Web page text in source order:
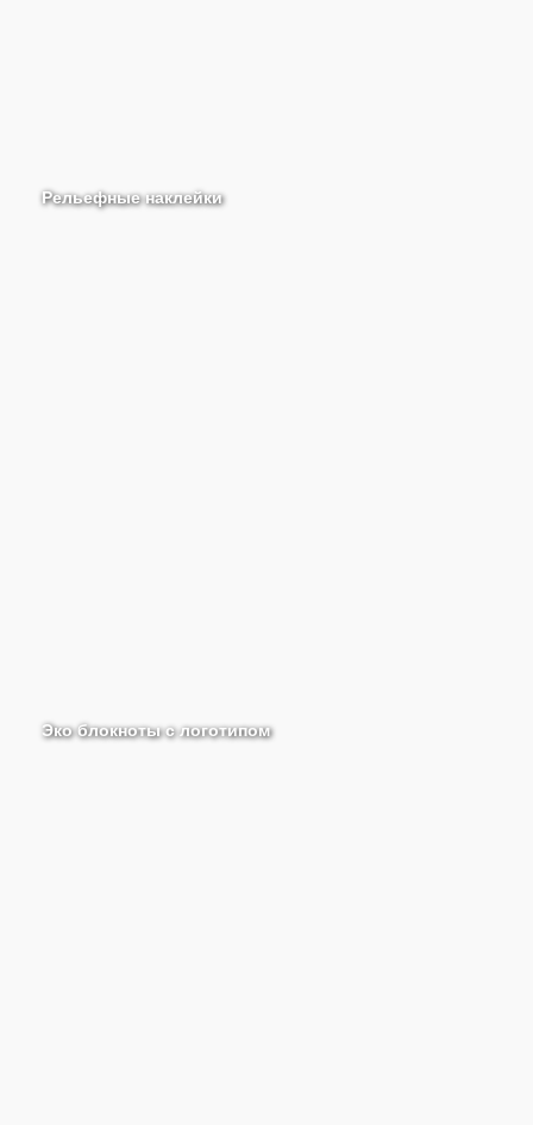
Рельефные наклейки
Эко блокноты с логотипом